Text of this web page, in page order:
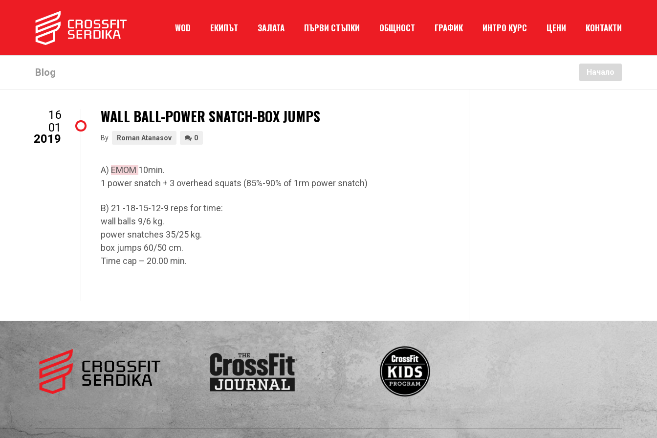
WOD ЕКИПЪТ ЗАЛАТА ПЪРВИ СТЪПКИ ОБЩНОСТ ГРАФИК ИНТРО КУРС ЦЕНИ КОНТАКТИ
Blog Начало
16
01
2019
WALL BALL-POWER SNATCH-BOX JUMPS
By Roman Atanasov 0
A) EMOM 10min.
1 power snatch + 3 overhead squats (85%-90% of 1rm power snatch)
B) 21 -18-15-12-9 reps for time:
wall balls 9/6 kg.
power snatches 35/25 kg.
box jumps 60/50 cm.
Time cap – 20.00 min.